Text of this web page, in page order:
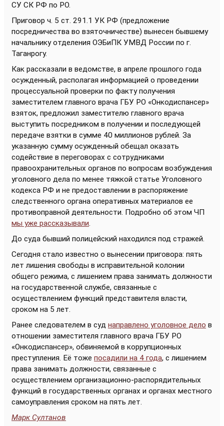
СУ СК РФ по РО.
Приговор ч. 5 ст. 291.1 УК РФ (предложение
посредничества во взяточничестве) вынесен бывшему
начальнику отделения ОЭБиПК УМВД России по г.
Таганрогу.
Как рассказали в ведомстве, в апреле прошлого года
осужденный, располагая информацией о проведении
процессуальной проверки по факту получения
заместителем главного врача ГБУ РО «Онкодиспансер»
взяток, предложил заместителю главного врача
выступить посредником в получении и последующей
передаче взятки в сумме 40 миллионов рублей. За
указанную сумму осужденный обещал оказать
содействие в переговорах с сотрудниками
правоохранительных органов по вопросам возбуждения
уголовного дела по менее тяжкой статье Уголовного
кодекса РФ и не предоставлении в распоряжение
следственного органа оперативных материалов ее
противоправной деятельности. Подробно об этом ЧП
мы уже рассказывали.
До суда бывший полицейский находился под стражей.
Сегодня стало известно о вынесении приговора: пять
лет лишения свободы в исправительной колонии
общего режима, с лишением права занимать должности
на государственной службе, связанные с
осуществлением функций представителя власти,
сроком на 5 лет.
Ранее следователем в суд направлено уголовное дело в
отношении заместителя главного врача ГБУ РО
«Онкодиспансер», обвиняемой в коррупционных
преступления. Её тоже посадили на 4 года, с лишением
права занимать должности, связанные с
осуществлением организационно-распорядительных
функций в государственных органах и органах местного
самоуправления сроком на пять лет.
Марк Султанов